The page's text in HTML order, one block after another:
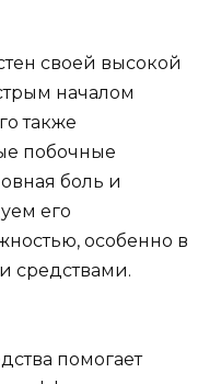
своей высокой
началом
также
побочные
боль и
его
особенно в
средствами.
помогает